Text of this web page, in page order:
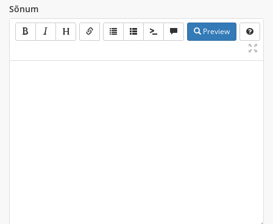
Sõnum
Preview